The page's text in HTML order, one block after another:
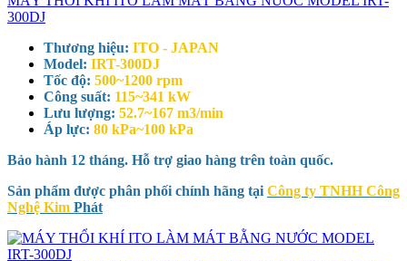
300DJ
Thương hiệu: ITO - JAPAN
Model: IRT-300DJ
Tốc độ: 500~1200 rpm
Công suất: 115~341 kW
Lưu lượng: 52.7~167 m3/min
Áp lực: 80 kPa~100 kPa
Bảo hành 12 tháng. Hỗ trợ giao hàng trên toàn quốc.
Sản phẩm được phân phối chính hãng tại Công ty TNHH Công
Nghệ Kim Phát